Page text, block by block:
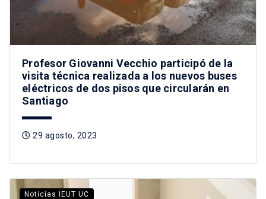
Profesor Giovanni Vecchio participó de la
visita técnica realizada a los nuevos buses
eléctricos de dos pisos que circularán en
Santiago
29 agosto, 2023
Noticias IEUT UC